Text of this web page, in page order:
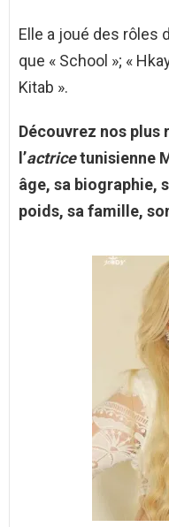
Elle a joué des rôles
que « School »; «
Kitab ».
Découvrez nos plus
l’actricetunisienne
âge, sa biographie,
poids, sa famille,